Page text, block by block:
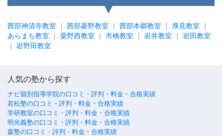
茜部神清寺教室 ｜ 茜部菱野教室 ｜ 茜部本郷教室 ｜ 厚見教室 ｜
あらまち教室 ｜ 粟野西教室 ｜ 市橋教室 ｜ 岩井教室 ｜ 岩田教室
｜ 岩野田教室
人気の塾から探す
ナビ個別指導学院の口コミ・評判・料金・合格実績
若松塾の口コミ・評判・料金・合格実績
学研教室の口コミ・評判・料金・合格実績
明光義塾の口コミ・評判・料金・合格実績
森塾の口コミ・評判・料金・合格実績